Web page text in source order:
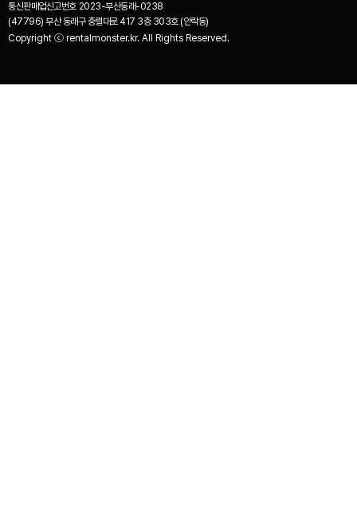
통신판매업신고번호 2023-부산동래-0238
(47796) 부산 동래구 충렬대로 417 3층 303호 (안락동)
Copyright ⓒ rentalmonster.kr. All Rights Reserved.